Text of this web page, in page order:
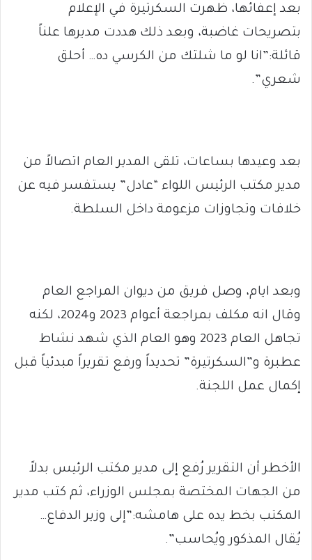
بعد إعفائها، ظهرت السكرتيرة في الإعلام
بتصريحات غاضبة، وبعد ذلك هددت مديرها علناً
قائلة:”انا لو ما شلتك من الكرسي ده… أحلق
شعري”.
بعد وعيدها بساعات، تلقى المدير العام اتصالاً من
مدير مكتب الرئيس اللواء “عادل” يستفسر فيه عن
خلافات وتجاوزات مزعومة داخل السلطة.
وبعد ايام، وصل فريق من ديوان المراجع العام
وقال انه مكلف بمراجعة أعوام 2023 و2024، لكنه
تجاهل العام 2023 وهو العام الذي شهد نشاط
عطبرة و”السكرتيرة” تحديداً ورفع تقريراً مبدئياً قبل
إكمال عمل اللجنة.
الأخطر أن التقرير رُفع إلى مدير مكتب الرئيس بدلاً
من الجهات المختصة بمجلس الوزراء، ثم كتب مدير
المكتب بخط يده على هامشه:”إلى وزير الدفاع…
يُقال المذكور ويُحاسب”.